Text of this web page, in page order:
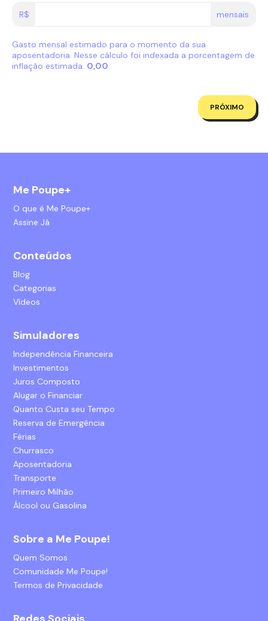
R$ mensais
Gasto mensal estimado para o momento da sua
aposentadoria. Nesse cálculo foi indexada a porcentagem de
inflação estimada. 0,00
PRÓXIMO
Me Poupe+
O que é Me Poupe+
Assine Já
Conteúdos
Blog
Categorias
Vídeos
Simuladores
Independência Financeira
Investimentos
Juros Composto
Alugar o Financiar
Quanto Custa seu Tempo
Reserva de Emergência
Férias
Churrasco
Aposentadoria
Transporte
Primeiro Milhão
Álcool ou Gasolina
Sobre a Me Poupe!
Quem Somos
Comunidade Me Poupe!
Termos de Privacidade